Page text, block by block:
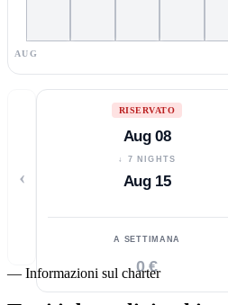
AUG
‹
RISERVATO
Aug 08
↓ 7 NIGHTS
Aug 15
A SETTIMANA
0 €
— Informazioni sul charter